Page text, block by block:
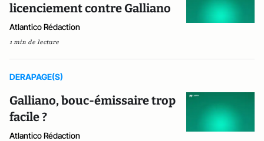
licenciement contre Galliano
Atlantico Rédaction
1 min de lecture
DERAPAGE(S)
Galliano, bouc-émissaire trop
facile ?
Atlantico Rédaction